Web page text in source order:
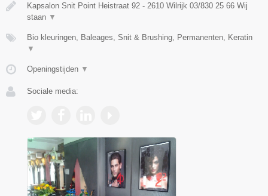
Kapsalon Snit Point Heistraat 92 - 2610 Wilrijk 03/830 25 66 Wij
staan ▼
Bio kleuringen, Baleages, Snit & Brushing, Permanenten, Keratin
▼
Openingstijden ▼
Sociale media: